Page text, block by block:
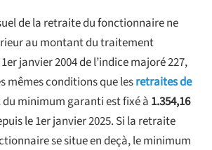
de la retraite du fonctionnaire ne
au montant du traitement
janvier 2004 de l’indice majoré 227,
mêmes conditions que lesretraites de
minimum garanti est fixé à 1.354,16
le 1er janvier 2025. Si la retraite
se situe en deçà, le minimum